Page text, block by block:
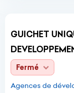
GUICHET
Fermé
Agences de